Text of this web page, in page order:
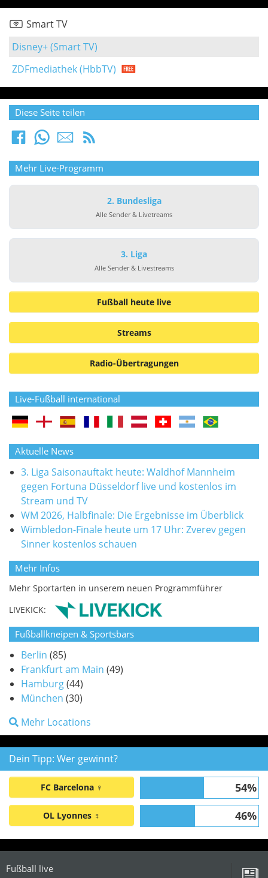
Smart TV
Disney+ (Smart TV)
ZDFmediathek (HbbTV)
Diese Seite teilen
Mehr Live-Programm
2. Bundesliga
Alle Sender & Livetreams
3. Liga
Alle Sender & Livestreams
Fußball heute live
Streams
Radio-Übertragungen
Live-Fußball international
Aktuelle News
3. Liga Saisonauftakt heute: Waldhof Mannheim
gegen Fortuna Düsseldorf live und kostenlos im
Stream und TV
WM 2026, Halbfinale: Die Ergebnisse im Überblick
Wimbledon-Finale heute um 17 Uhr: Zverev gegen
Sinner kostenlos schauen
Mehr Infos
Mehr Sportarten in unserem neuen Programmführer
LIVEKICK:
Fußballkneipen & Sportsbars
Berlin (85)
Frankfurt am Main (49)
Hamburg(44)
München (30)
Mehr Locations
Dein Tipp: Wer gewinnt?
FC Barcelona ♀ 54%
OL Lyonnes ♀ 46%
Fußball live